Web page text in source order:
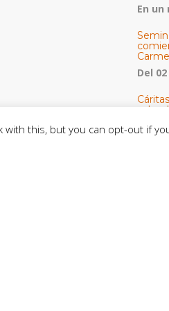
En
Del
this, but you can opt-out if